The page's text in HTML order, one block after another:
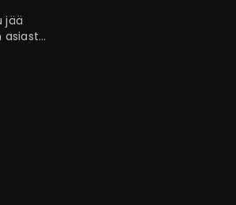
jää